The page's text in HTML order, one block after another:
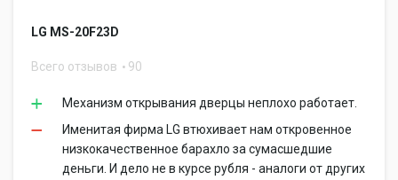
LG MS-20F23D
Всего отзывов 90
Механизм открывания дверцы неплохо работает.
Именитая фирма LG втюхивает нам откровенное
низкокачественное барахло за сумасшедшие
деньги. И дело не в курсе рубля - аналоги от других